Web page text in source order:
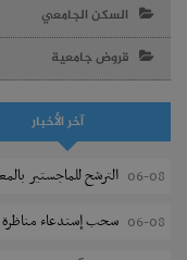
السكن الجامعي
قروض جامعية
آخر الأخبار
06-08 الترشح للماجستير بالمعهد
06-08 سحب إستدعاء مناظرة إعادة